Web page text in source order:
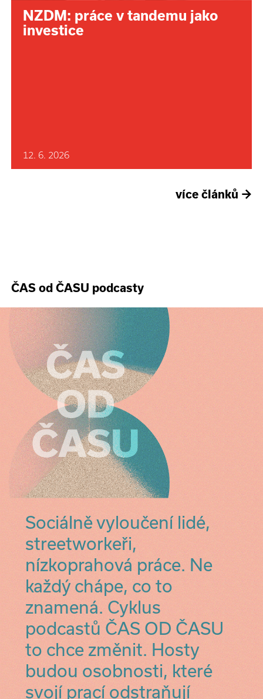
NZDM: práce v tandemu jako
investice
12. 6. 2026
více článků →
ČAS od ČASU podcasty
Sociálně vyloučení lidé,
streetworkeři,
nízkoprahová práce. Ne
každý chápe, co to
znamená. Cyklus
podcastů ČAS OD ČASU
to chce změnit. Hosty
budou osobnosti, které
svojí prací odstraňují